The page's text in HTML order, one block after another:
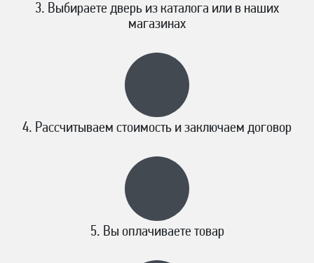
Выбираете дверь из каталога или в наших
магазинах
Рассчитываем стоимость и заключаем договор
Вы оплачиваете товар